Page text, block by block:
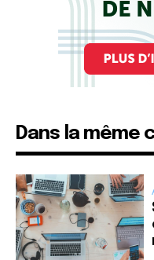
Dans la même